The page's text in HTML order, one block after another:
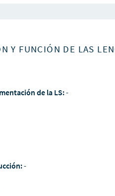
Y FUNCIÓN DE LAS
de la LS:-
-